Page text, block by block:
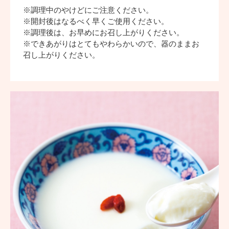
※調理中のやけどにご注意ください。
※開封後はなるべく早くご使用ください。
※調理後は、お早めにお召し上がりください。
※できあがりはとてもやわらかいので、器のままお
召し上がりください。